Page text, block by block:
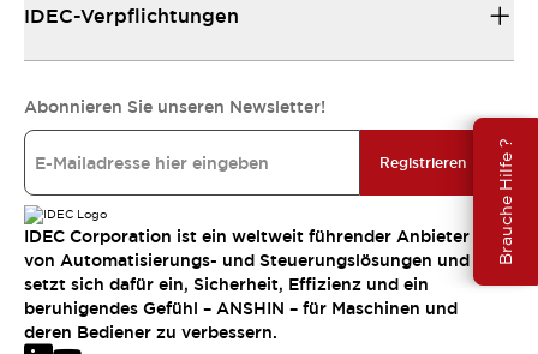
Brauche Hilfe ?
IDEC-Verpflichtungen
Abonnieren Sie unseren Newsletter!
Registrieren
IDEC Corporation ist ein weltweit führender Anbieter
von Automatisierungs- und Steuerungslösungen und
setzt sich dafür ein, Sicherheit, Effizienz und ein
beruhigendes Gefühl – ANSHIN – für Maschinen und
deren Bediener zu verbessern.